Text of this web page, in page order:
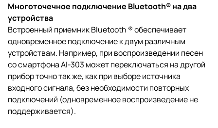
Многоточечное подключение Bluetooth® на два
устройства
Встроенный приемник Bluetooth ® обеспечивает
одновременное подключение к двум различным
устройствам. Например, при воспроизведении песен
со смартфона AI-303 может переключаться на другой
прибор точно так же, как при выборе источника
входного сигнала, без необходимости повторных
подключений (одновременное воспроизведение не
поддерживается).